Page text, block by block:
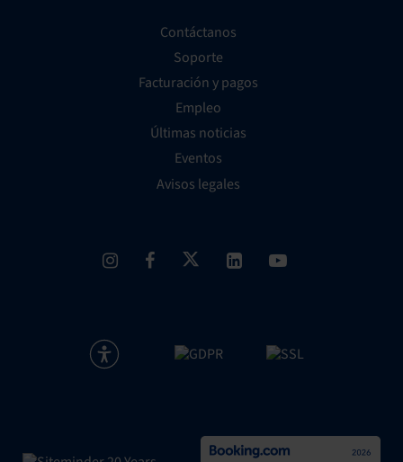
Contáctanos
Soporte
Facturación y pagos
Empleo
Últimas noticias
Eventos
Avisos legales